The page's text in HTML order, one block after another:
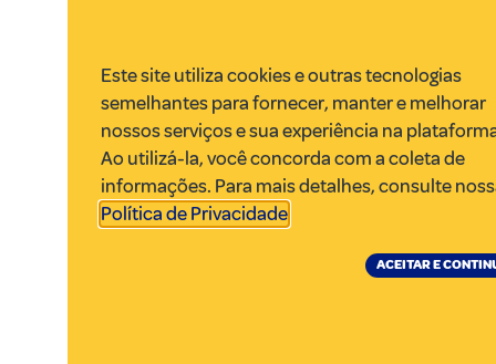
Este site utiliza cookies e outras tecnologias
semelhantes para fornecer, manter e melhorar
nossos serviços e sua experiência na
Ao utilizá-la, você concorda com a coleta de
informações. Para mais detalhes, consulte
Política de Privacidade
ACEITAR E